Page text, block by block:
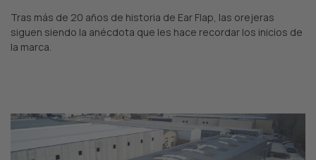
Tras más de 20 años de historia de Ear Flap, las orejeras
siguen siendo la anécdota que les hace recordar los inicios de
la marca.